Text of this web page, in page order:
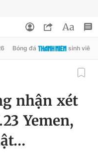
Bóng đá sinh viên
nhận xét
Yemen,